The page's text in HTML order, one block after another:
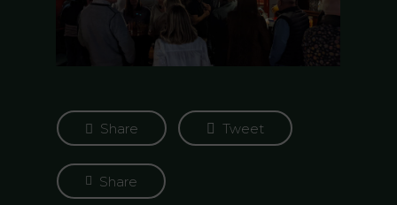
Share Tweet
Share